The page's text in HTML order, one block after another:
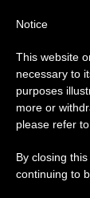
Del 27
anual,
se
Notice
This website
necessary to
purposes
more or
please refer
By closing
continuing to